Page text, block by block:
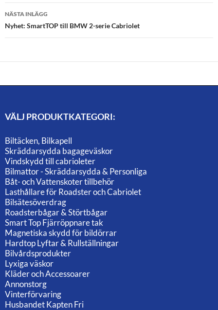
NÄSTA INLÄGG
Nyhet: SmartTOP till BMW 2-serie Cabriolet
VÄLJ PRODUKTKATEGORI:
Biltäcken, Bilkapell
Skräddarsydda bagageväskor
Vindskydd till cabrioleter
Bilmattor - Skräddarsydda & Personliga
Båt- och Vattenskoter tillbehör
Lasthållare för Roadster och Cabriolet
Bilsätesöverdrag
Roadsterbågar & Störtbågar
Smart Top Fjärröppnare tak
Magnetiska skydd för bildörrar
Hardtop Lyftar & Rullställningar
Bilvårdsprodukter
Lyxiga väskor
Kläder och Accessoarer
Annonstorg
Vinterförvaring
Husbandet Kapten Fri